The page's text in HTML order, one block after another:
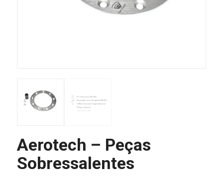
Aerotech – Peças
Sobressalentes